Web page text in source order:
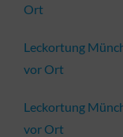
Ort
Leckortung
vor Ort
Leckortung
vor Ort